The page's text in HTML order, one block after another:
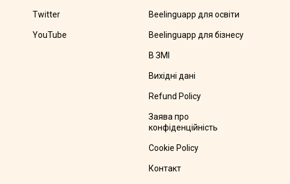
Twitter
YouTube
Beelinguapp для освіти
Beelinguapp для бізнесу
В ЗМІ
Вихідні дані
Refund Policy
Заява про
конфіденційність
Cookie Policy
Контакт